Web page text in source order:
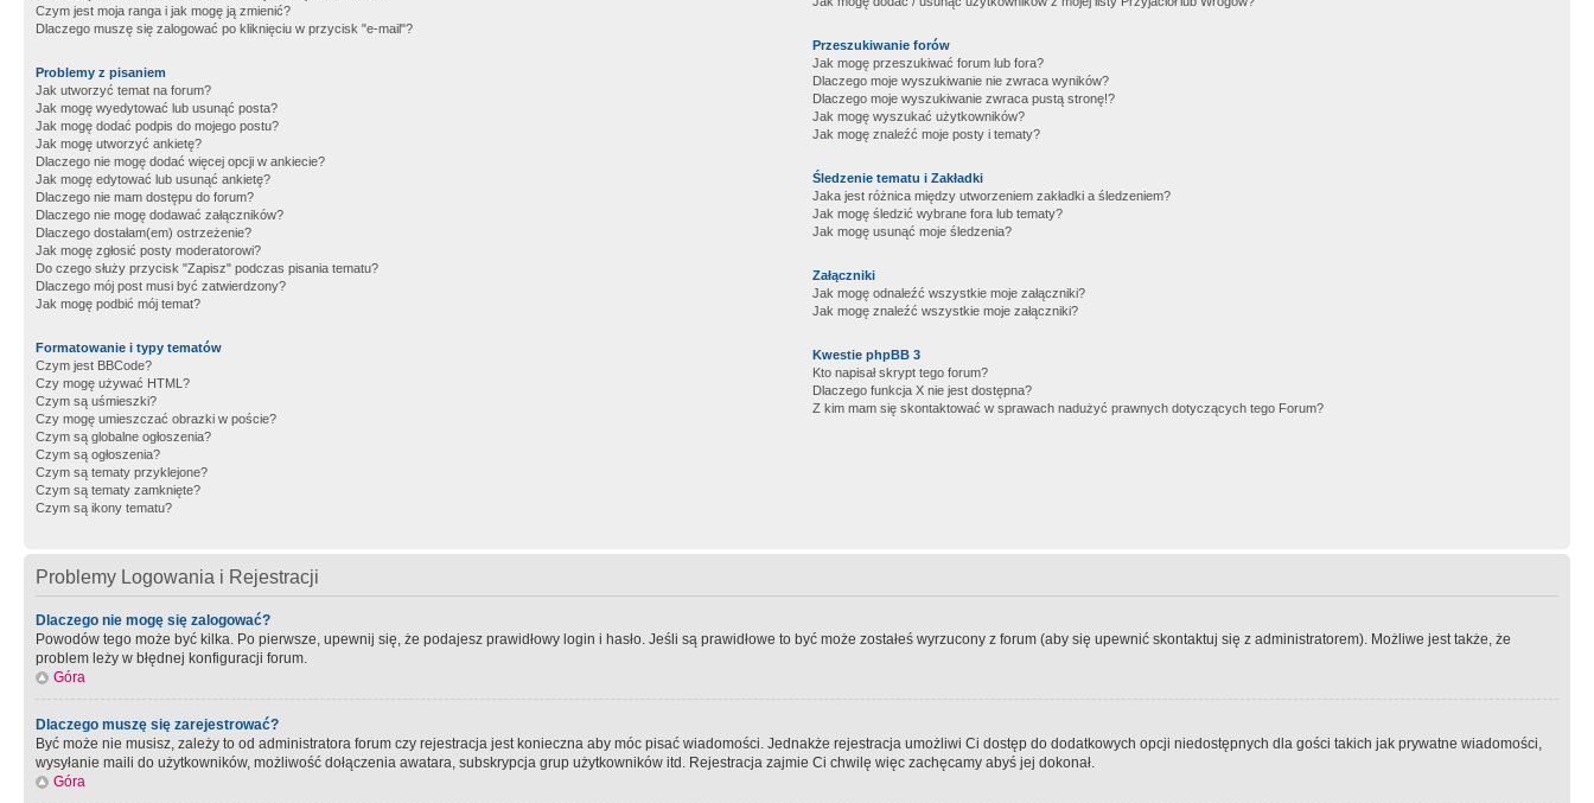
Czym jest moja ranga i jak mogę ją zmienić?
Dlaczego muszę się zalogować po kliknięciu w przycisk "e-mail"?
Problemy z pisaniem
Jak utworzyć temat na forum?
Jak mogę wyedytować lub usunąć posta?
Jak mogę dodać podpis do mojego postu?
Jak mogę utworzyć ankietę?
Dlaczego nie mogę dodać więcej opcji w ankiecie?
Jak mogę edytować lub usunąć ankietę?
Dlaczego nie mam dostępu do forum?
Dlaczego nie mogę dodawać załączników?
Dlaczego dostałam(em) ostrzeżenie?
Jak mogę zgłosić posty moderatorowi?
Do czego służy przycisk "Zapisz" podczas pisania tematu?
Dlaczego mój post musi być zatwierdzony?
Jak mogę podbić mój temat?
Formatowanie i typy tematów
Czym jest BBCode?
Czy mogę używać HTML?
Czym są uśmieszki?
Czy mogę umieszczać obrazki w poście?
Czym są globalne ogłoszenia?
Czym są ogłoszenia?
Czym są tematy przyklejone?
Czym są tematy zamknięte?
Czym są ikony tematu?
Przeszukiwanie forów
Jak mogę przeszukiwać forum lub fora?
Dlaczego moje wyszukiwanie nie zwraca wyników?
Dlaczego moje wyszukiwanie zwraca pustą stronę!?
Jak mogę wyszukać użytkowników?
Jak mogę znaleźć moje posty i tematy?
Śledzenie tematu i Zakładki
Jaka jest różnica między utworzeniem zakładki a śledzeniem?
Jak mogę śledzić wybrane fora lub tematy?
Jak mogę usunąć moje śledzenia?
Załączniki
Jak mogę odnaleźć wszystkie moje załączniki?
Jak mogę znaleźć wszystkie moje załączniki?
Kwestie phpBB 3
Kto napisał skrypt tego forum?
Dlaczego funkcja X nie jest dostępna?
Z kim mam się skontaktować w sprawach nadużyć prawnych dotyczących tego Forum?
Problemy Logowania i Rejestracji
Dlaczego nie mogę się zalogować?
Powodów tego może być kilka. Po pierwsze, upewnij się, że podajesz prawidłowy login i hasło. Jeśli są prawidłowe to być może zostałeś wyrzucony z forum (aby się upewnić skontaktuj się z administratorem). Możliwe jest także, że
problem leży w błędnej konfiguracji forum.
Góra
Dlaczego muszę się zarejestrować?
Być może nie musisz, zależy to od administratora forum czy rejestracja jest konieczna aby móc pisać wiadomości. Jednakże rejestracja umożliwi Ci dostęp do dodatkowych opcji niedostępnych dla gości takich jak prywatne wiadomości,
wysyłanie maili do użytkowników, możliwość dołączenia awatara, subskrypcja grup użytkowników itd. Rejestracja zajmie Ci chwilę więc zachęcamy abyś jej dokonał.
Góra